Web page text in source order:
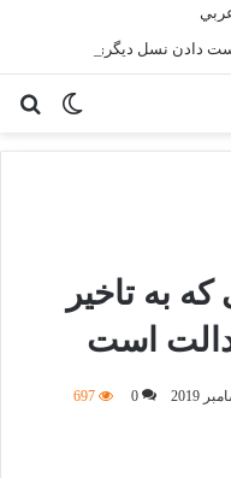
تغییر
به تاخیر
است
0
697